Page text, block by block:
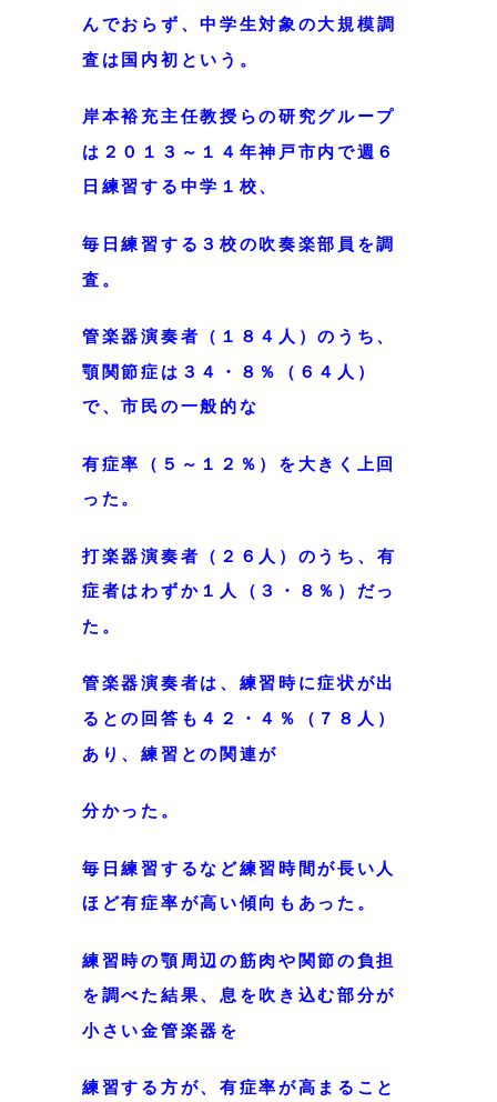
んでおらず、中学生対象の大規模調
査 は国内初という。
岸本裕充主任教授らの研究グループ
は２０１３～１４年神戸市内で週６
日練習する中学１校、
毎日練習する３校の吹奏楽部員を調
査。
管楽器演奏者（１８４人）のうち、
顎関節症は３４・８％（６４人）
で、市民の一般的な
有症率（５～１２％）を大きく上回
った。
打楽器演奏者（２６人）のうち、 有
症者はわずか１人（３・８％）だっ
た。
管楽器演奏者は、練習時に症状が出
るとの回答も ４２・４％（７８人）
あり、練習との関連が
分かった。
毎日練習するなど練習時間が長い人
ほど有症率が高い傾向もあった。
練習時の顎周辺の筋肉や関節の負担
を調べた結果、息を吹き込む部分が
小さい金管楽器を
練習する方が、有症率が高まること